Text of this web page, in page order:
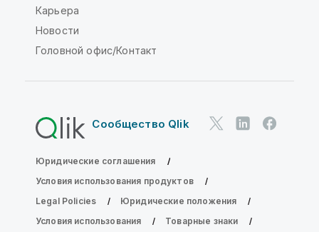
Карьера
Новости
Головной офис/Контакт
Сообщество Qlik
Юридические соглашения
Условия использования продуктов
Legal Policies
Юридические положения
Условия использования
Товарные знаки